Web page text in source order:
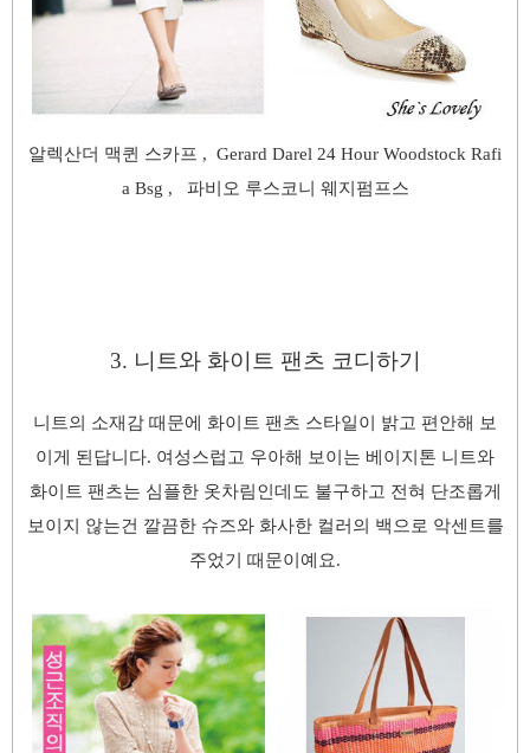
알렉산더 맥퀸 스카프 , Gerard Darel 24 Hour Woodstock Rafi
a Bsg , 파비오 루스코니 웨지펌프스
3. 니트와 화이트 팬츠 코디하기
니트의 소재감 때문에 화이트 팬츠 스타일이 밝고 편안해 보
이게 된답니다. 여성스럽고 우아해 보이는 베이지톤 니트와
화이트 팬츠는 심플한 옷차림인데도 불구하고 전혀 단조롭게
보이지 않는건 깔끔한 슈즈와 화사한 컬러의 백으로 악센트를
주었기 때문이예요.